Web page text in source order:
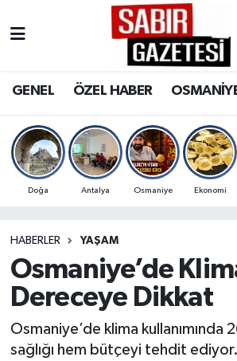
GENEL ÖZEL HABER
Doğa Antalya Osmaniye Ekonomi
HABERLER YAŞAM
Osmaniye’de
Dereceye Dikkat
Osmaniye’de klima kullanımında
sağlığı hem bütçeyi tehdit
OSMANİYE
MAGAZİN
SPOR
RESMİ İLANLAR
Osmaniye Nöbetçi Eczaneler
Osmaniye Trafik Yoğunluk
Süper Lig Puan Durumu ve
Son Dakika Haberleri
Haber Arşivi